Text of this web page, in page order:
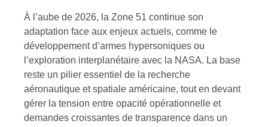
À l’aube de 2026, la Zone 51 continue son
adaptation face aux enjeux actuels, comme le
développement d’armes hypersoniques ou
l’exploration interplanétaire avec la NASA. La base
reste un pilier essentiel de la recherche
aéronautique et spatiale américaine, tout en devant
gérer la tension entre opacité opérationnelle et
demandes croissantes de transparence dans un